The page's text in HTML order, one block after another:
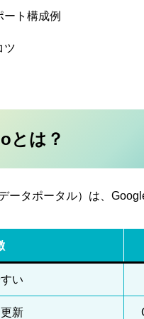
ト構成例
ツ
とは？
ータポータル）は、
い
新